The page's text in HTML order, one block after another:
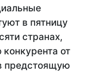
в пятницу
странах,
от
предстоящую